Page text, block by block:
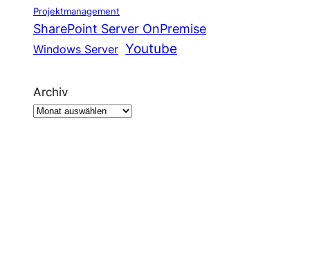
Projektmanagement
SharePoint Server OnPremise
Windows Server Youtube
Archiv